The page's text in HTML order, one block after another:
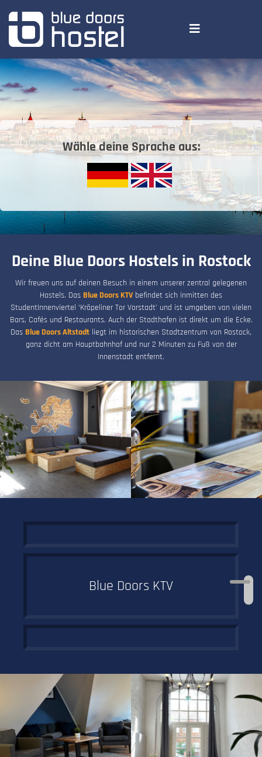
Wähle deine Sprache aus:
Deine Blue Doors Hostels in Rostock
Wir freuen uns auf deinen Besuch in einem unserer zentral gelegenen
Hostels. Das Blue Doors KTV befindet sich inmitten des
StudentInnenviertel ‘Kröpeliner Tor Vorstadt’ und ist umgeben von vielen
Bars, Cafés und Restaurants. Auch der Stadthafen ist direkt um die Ecke.
Das Blue Doors Altstadt liegt im historischen Stadtzentrum von Rostock,
ganz dicht am Hauptbahnhof und nur 2 Minuten zu Fuß von der
Innenstadt entfernt.
Ab ins szenige
Blue Doors KTV